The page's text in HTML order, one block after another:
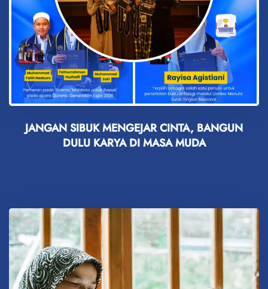
JANGAN SIBUK MENGEJAR CINTA, BANGUN
DULU KARYA DI MASA MUDA